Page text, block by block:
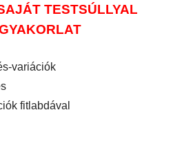
TESTSÚLLYAL
variációk
fitlabdával